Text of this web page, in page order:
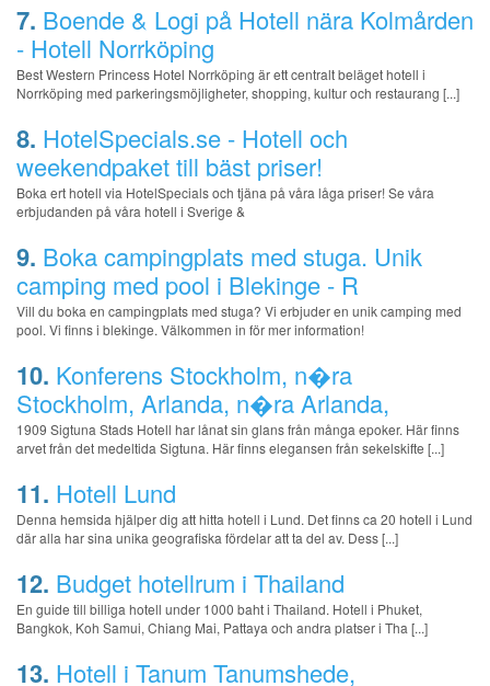
7. Boende & Logi på Hotell nära Kolmården
- Hotell Norrköping
Best Western Princess Hotel Norrköping är ett centralt beläget hotell i
Norrköping med parkeringsmöjligheter, shopping, kultur och restaurang [...]
8. HotelSpecials.se - Hotell och
weekendpaket till bäst priser!
Boka ert hotell via HotelSpecials och tjäna på våra låga priser! Se våra
erbjudanden på våra hotell i Sverige &
9. Boka campingplats med stuga. Unik
camping med pool i Blekinge - R
Vill du boka en campingplats med stuga? Vi erbjuder en unik camping med
pool. Vi finns i blekinge. Välkommen in för mer information!
10. Konferens Stockholm, n�ra
Stockholm, Arlanda, n�ra Arlanda,
1909 Sigtuna Stads Hotell har lånat sin glans från många epoker. Här finns
arvet från det medeltida Sigtuna. Här finns elegansen från sekelskifte [...]
11. Hotell Lund
Denna hemsida hjälper dig att hitta hotell i Lund. Det finns ca 20 hotell i Lund
där alla har sina unika geografiska fördelar att ta del av. Dess [...]
12. Budget hotellrum i Thailand
En guide till billiga hotell under 1000 baht i Thailand. Hotell i Phuket,
Bangkok, Koh Samui, Chiang Mai, Pattaya och andra platser i Tha [...]
13. Hotell i Tanum Tanumshede,